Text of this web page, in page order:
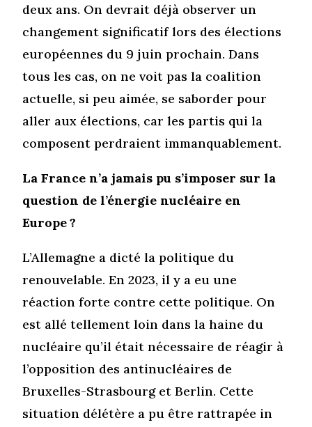
deux ans. On devrait déjà observer un
changement significatif lors des élections
européennes du 9 juin prochain. Dans
tous les cas, on ne voit pas la coalition
actuelle, si peu aimée, se saborder pour
aller aux élections, car les partis qui la
composent perdraient immanquablement.
La France n’a jamais pu s’imposer sur la
question de l’énergie nucléaire en
Europe ?
L’Allemagne a dicté la politique du
renouvelable. En 2023, il y a eu une
réaction forte contre cette politique. On
est allé tellement loin dans la haine du
nucléaire qu’il était nécessaire de réagir à
l’opposition des antinucléaires de
Bruxelles-Strasbourg et Berlin. Cette
situation délétère a pu être rattrapée in